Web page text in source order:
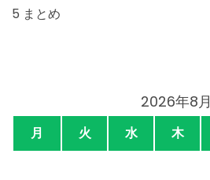
5 まとめ
2026年8月
月 火 水 木